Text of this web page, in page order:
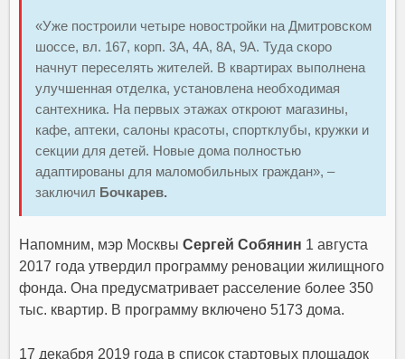
«Уже построили четыре новостройки на Дмитровском
шоссе, вл. 167, корп. 3А, 4А, 8А, 9А. Туда скоро
начнут переселять жителей. В квартирах выполнена
улучшенная отделка, установлена необходимая
сантехника. На первых этажах откроют магазины,
кафе, аптеки, салоны красоты, спортклубы, кружки и
секции для детей. Новые дома полностью
адаптированы для маломобильных граждан», –
заключил Бочкарев.
Напомним, мэр МосквыСергей Собянин 1 августа
2017 года утвердил программу реновации жилищного
фонда. Она предусматривает расселение более 350
тыс. квартир. В программу включено 5173 дома.
17 декабря 2019 года в список стартовых площадок